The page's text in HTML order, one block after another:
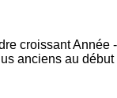
croissantAnnée -
anciens au début